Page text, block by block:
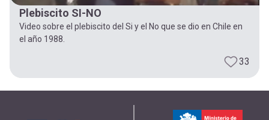
Plebiscito SI-NO
Video sobre el plebiscito del Si y el No que se dio en Chile en
el año 1988.
33